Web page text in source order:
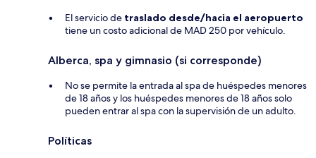
El servicio de traslado desde/hacia el aeropuerto
tiene un costo adicional de MAD 250 por vehículo.
Alberca, spa y gimnasio (si corresponde)
No se permite la entrada al spa de huéspedes menores
de 18 años y los huéspedes menores de 18 años solo
pueden entrar al spa con la supervisión de un adulto.
Políticas